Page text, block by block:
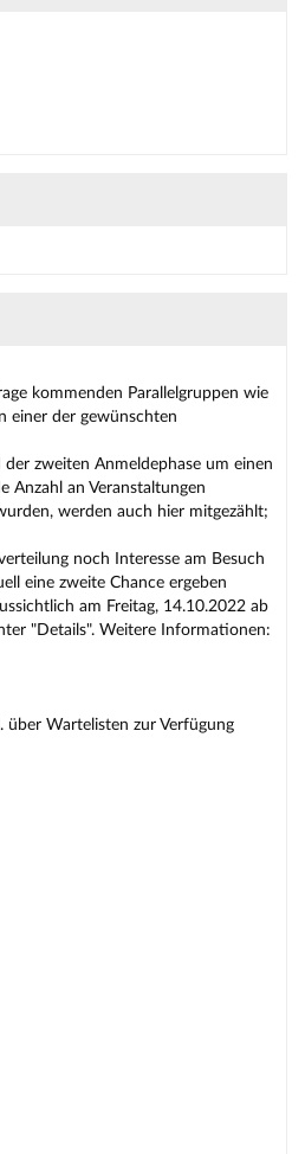
kommenden Parallelgruppen wie
einer der gewünschten
zweiten Anmeldephase um einen
Anzahl an Veranstaltungen
werden auch hier mitgezählt;
noch Interesse am Besuch
eine zweite Chance ergeben
am Freitag, 14.10.2022 ab
"Details". Weitere Informationen:
über Wartelisten zur Verfügung